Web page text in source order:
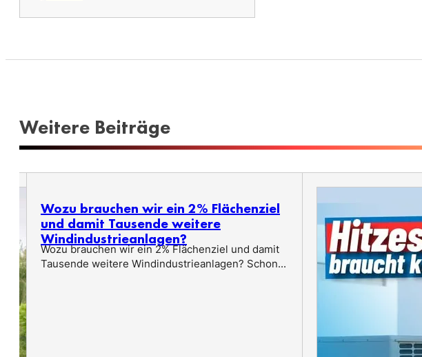
Weitere Beiträge
Wozu brauchen wir ein 2% Flächenziel
und damit Tausende weitere
Windindustrieanlagen?
Wozu brauchen wir ein 2% Flächenziel und damit
Tausende weitere Windindustrieanlagen? Schon...